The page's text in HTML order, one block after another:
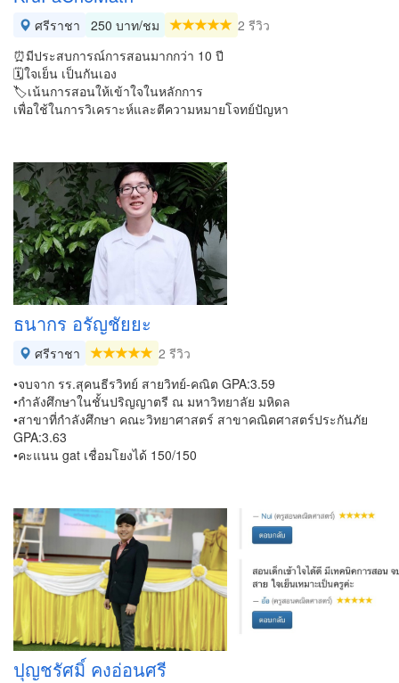
ศรีราชา 250 บาท/ชม
2 รีวิว
⏰มีประสบการณ์การสอนมากกว่า 10 ปี
🗓ใจเย็น เป็นกันเอง
🏷เน้นการสอนให้เข้าใจในหลักการ
เพื่อใช้ในการวิเคราะห์และตีความหมายโจทย์ปัญหา
ธนากร อรัญชัยยะ
ศรีราชา
2 รีวิว
•จบจาก รร.สุคนธีรวิทย์ สายวิทย์-คณิต GPA:3.59
•กำลังศึกษาในชั้นปริญญาตรี ณ มหาวิทยาลัย มหิดล
•สาขาที่กำลังศึกษา คณะวิทยาศาสตร์ สาขาคณิตศาสตร์ประกันภัย
GPA:3.63
•คะแนน gat เชื่อมโยงได้ 150/150
ปุญชรัศมิ์ คงอ่อนศรี